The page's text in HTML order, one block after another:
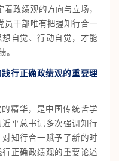
着政绩观的方向与立场，
员干部唯有把握知行合一
自觉、行动自觉，才能
。
行正确政绩观的重要理
精华，是中国传统哲学
平总书记多次强调知行
知行合一赋予了新的时
正确政绩观的重要论述